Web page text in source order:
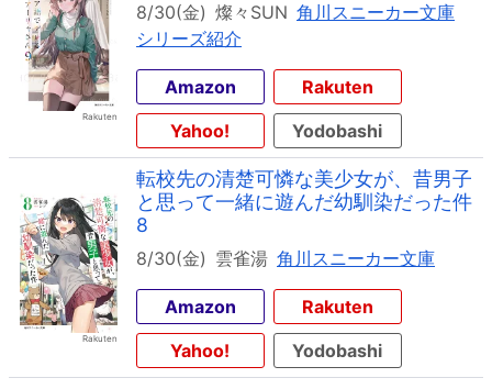
8/30(金) 燦々SUN 角川スニーカー文庫
シリーズ紹介
Amazon
Rakuten
Yahoo!
Yodobashi
転校先の清楚可憐な美少女が、昔男子
と思って一緒に遊んだ幼馴染だった件
8
8/30(金) 雲雀湯 角川スニーカー文庫
Amazon
Rakuten
Yahoo!
Yodobashi